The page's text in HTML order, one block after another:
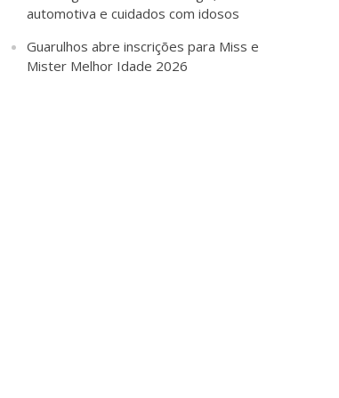
automotiva e cuidados com idosos
Guarulhos abre inscrições para Miss e
Mister Melhor Idade 2026